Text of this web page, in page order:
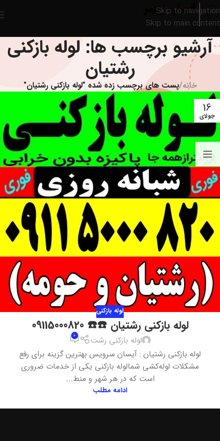
Skip to navigation
Skip to main content
آرشیو برچسب ها: لوله بازکنی
رشتیان
خانه/پست های برچسب زده شده "لوله بازکنی رشتیان"
16
جولای
لوله بازکنی
لوله بازکنی رشتیان ☎️☎️ 09115000820
لوله بازکنی رشت 0
لوله بازکنی رشتیان : آیسان سرویس بهترین گزینه برای رفع
مشکلات لوله‌کشی شمالوله بازکنی یکی از خدمات ضروری
است که در هر شهر و منط...
ادامه مطلب